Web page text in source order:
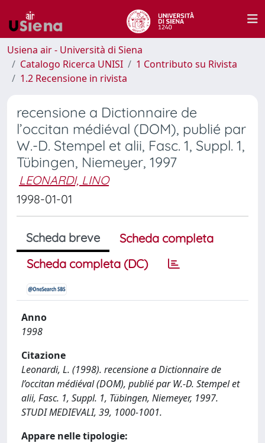
Usiena air - Università di Siena
Catalogo Ricerca UNISI
1 Contributo su Rivista
1.2 Recensione in rivista
recensione a Dictionnaire de
l’occitan médiéval (DOM), publié par
W.-D. Stempel et alii, Fasc. 1, Suppl. 1,
Tübingen, Niemeyer, 1997
LEONARDI, LINO
1998-01-01
Scheda breve
Scheda completa
Scheda completa (DC)
Anno
1998
Citazione
Leonardi, L. (1998). recensione a Dictionnaire de
l’occitan médiéval (DOM), publié par W.-D. Stempel et
alii, Fasc. 1, Suppl. 1, Tübingen, Niemeyer, 1997.
STUDI MEDIEVALI, 39, 1000-1001.
Appare nelle tipologie: